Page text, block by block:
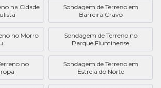
na Cidade
Sondagem de Terreno em
Barreira Cravo
no Morro
Sondagem de Terreno no
Parque Fluminense
no
Sondagem de Terreno em
Estrela do Norte